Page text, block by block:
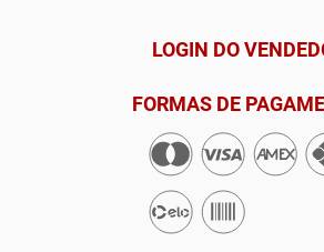
LOGIN DO
FORMAS DE